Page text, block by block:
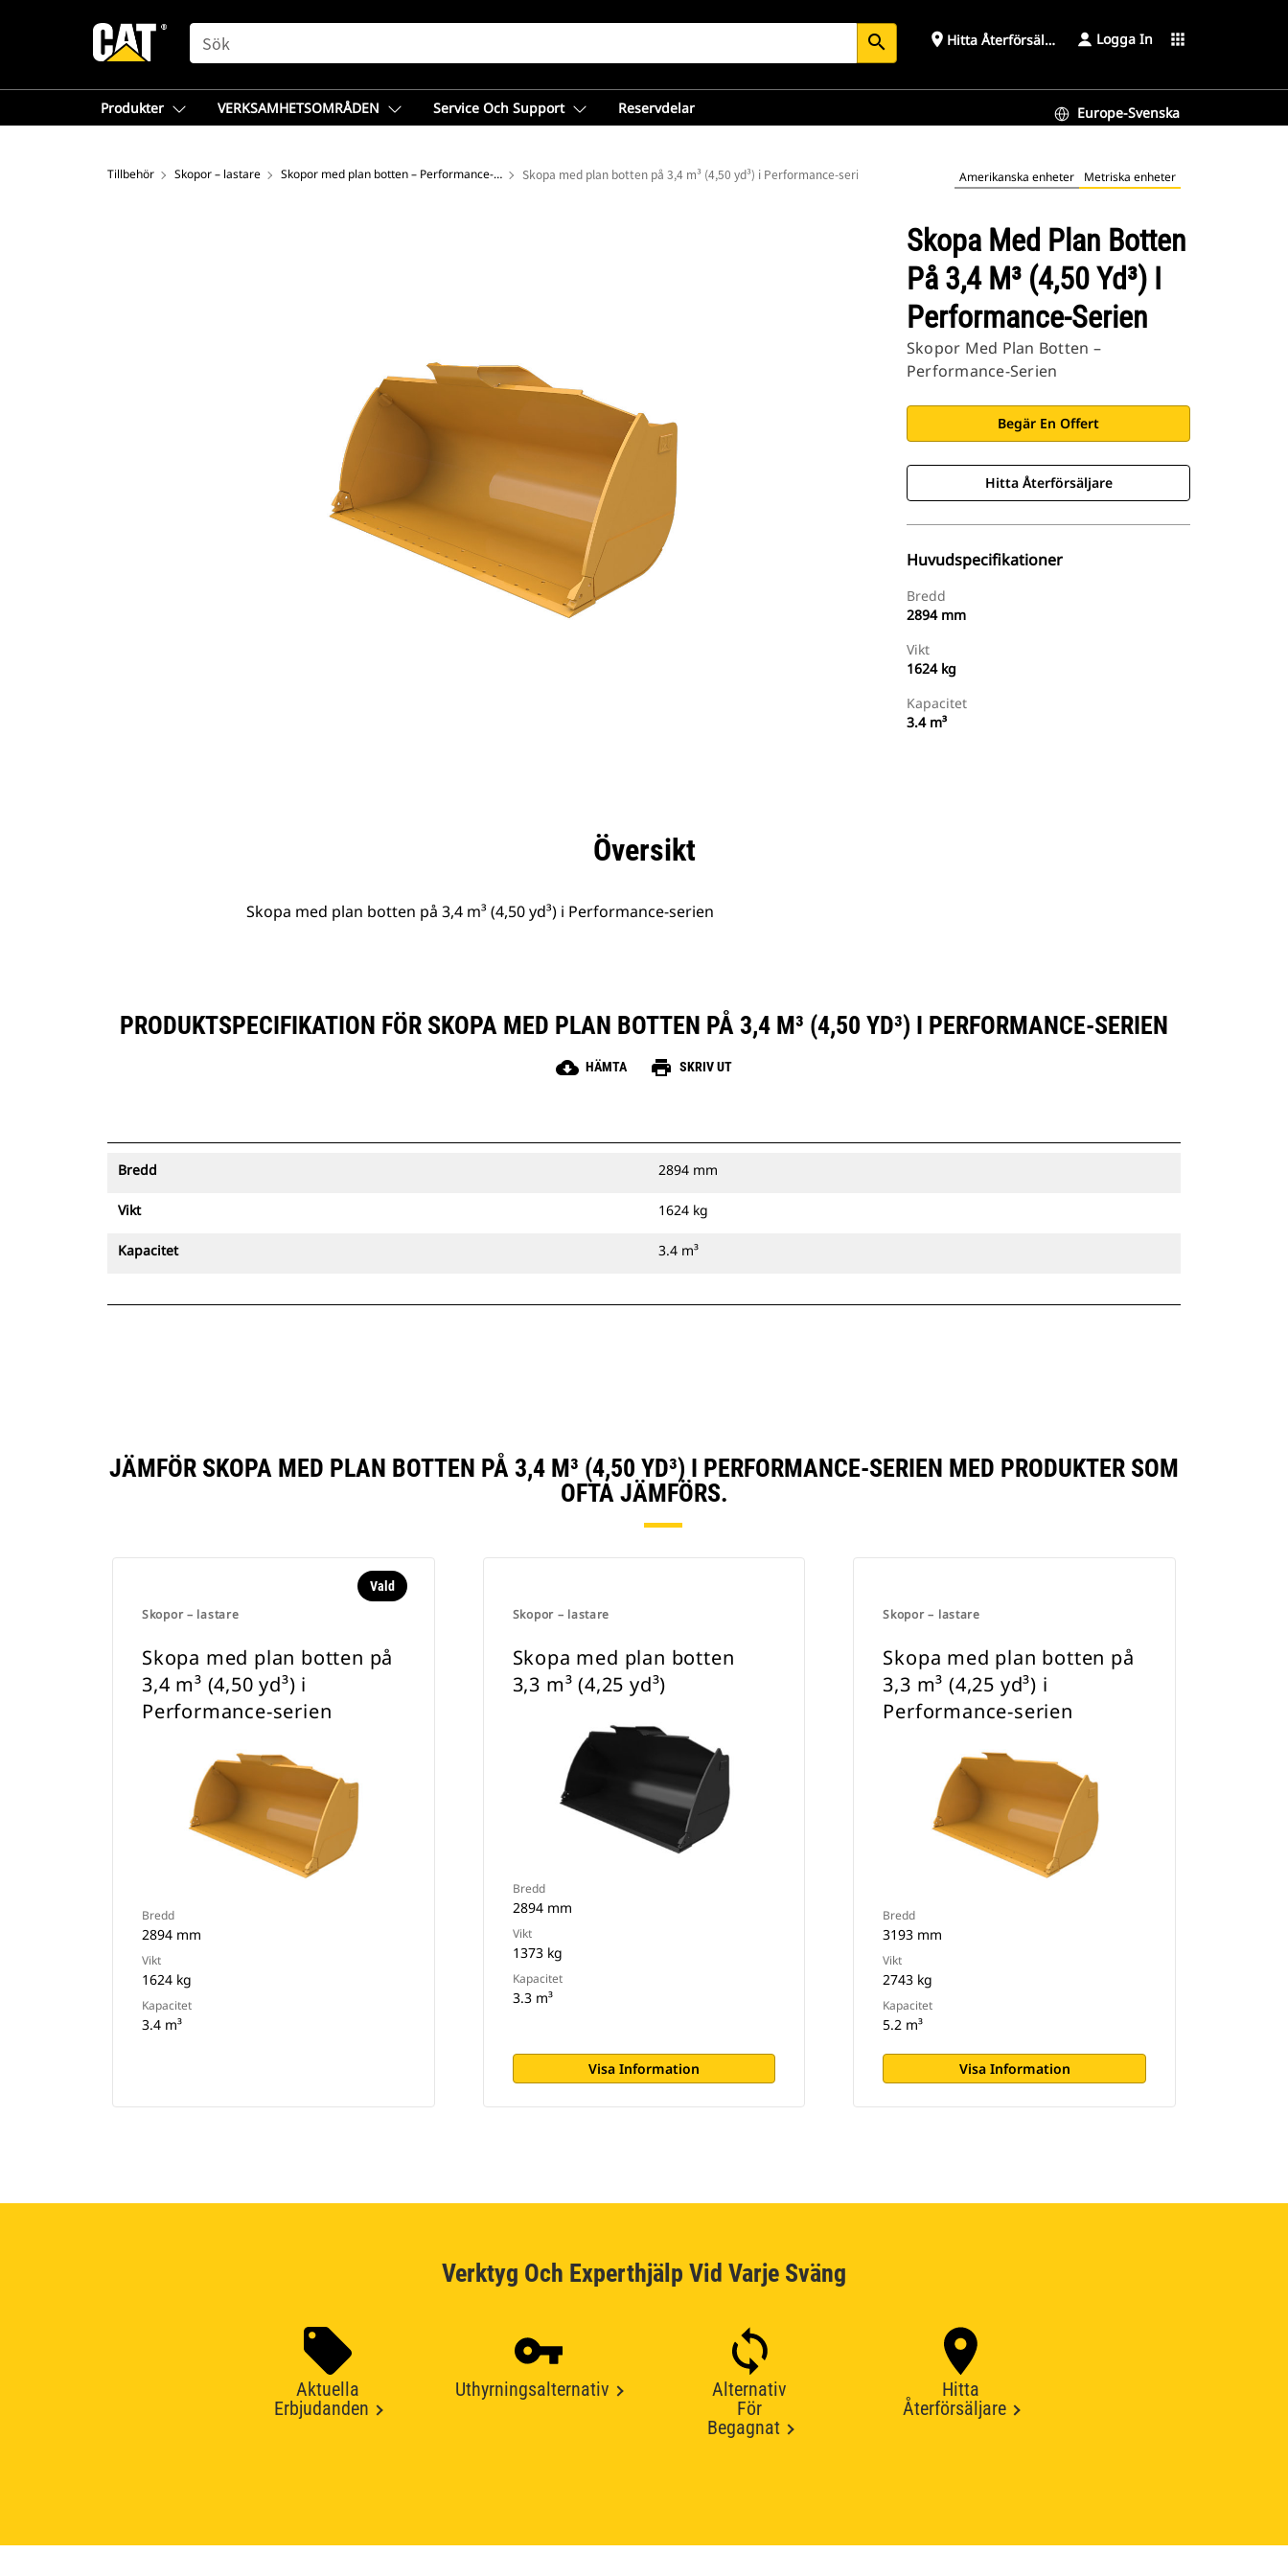
SEARCH search place Hitta Återförsäljare Logga In apps
Produkter VERKSAMHETSOMRÅDEN Service Och Support Reservdelar Europe-Svenska
Tillbehör Skopor – lastare Skopor med plan botten – Performance-serien Skopa med plan botten på 3,4 m³ (4,50 yd³) i Performance-serien Amerikanska enheter Metriska enheter
Skopa Med Plan Botten
På 3,4 M³ (4,50 Yd³) I
Performance-Serien
Skopor Med Plan Botten –
Performance-Serien
Begär En Offert
Hitta Återförsäljare
Huvudspecifikationer
Bredd
2894 mm
Vikt
1624 kg
Kapacitet
3.4 m³
SpecifikationerÖversikt
Skopa med plan botten på 3,4 m³ (4,50 yd³) i Performance-serien
PRODUKTSPECIFIKATION FÖR SKOPA MED PLAN BOTTEN PÅ 3,4 M³ (4,50 YD³) I PERFORMANCE-SERIEN
cloud_download HÄMTA print SKRIV UT
Bredd 2894 mm
Vikt 1624 kg
Kapacitet 3.4 m³
JÄMFÖR SKOPA MED PLAN BOTTEN PÅ 3,4 M³ (4,50 YD³) I PERFORMANCE-SERIEN MED PRODUKTER SOM
OFTA JÄMFÖRS.
Skopor – lastare
Vald
Skopa med plan botten på
3,4 m³ (4,50 yd³) i
Performance-serien
Bredd
2894 mm
Vikt
1624 kg
Kapacitet
3.4 m³
Skopor – lastare
Skopa med plan botten
3,3 m³ (4,25 yd³)
Bredd
2894 mm
Vikt
1373 kg
Kapacitet
3.3 m³
Visa Information
Skopor – lastare
Skopa med plan botten på
3,3 m³ (4,25 yd³) i
Performance-serien
Bredd
3193 mm
Vikt
2743 kg
Kapacitet
5.2 m³
Visa Information
Verktyg Och Experthjälp Vid Varje Sväng
Aktuella
Erbjudanden
Uthyrningsalternativ
Alternativ
För
Begagnat
Hitta
Återförsäljare